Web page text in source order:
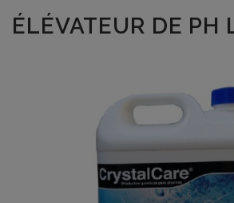
ÉLÉVATEUR DE PH